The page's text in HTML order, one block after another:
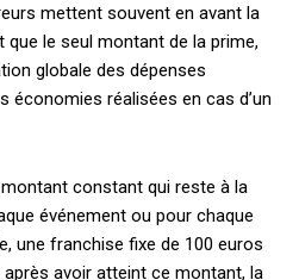
mettent souvent en avant la
le seul montant de la prime,
globale des dépenses
économies réalisées en cas d’un
montant constant qui reste à la
événement ou pour chaque
une franchise fixe de 100 euros
après avoir atteint ce montant, la